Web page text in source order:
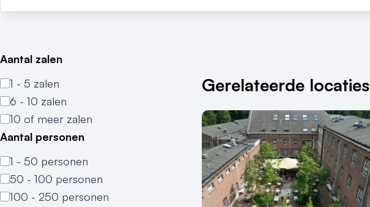
Aantal zalen
1 - 5 zalen
6 - 10 zalen
10 of meer zalen
Aantal personen
1 - 50 personen
50 - 100 personen
100 - 250 personen
Gerelateerde locaties